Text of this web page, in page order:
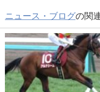
ニュース・ブログの関